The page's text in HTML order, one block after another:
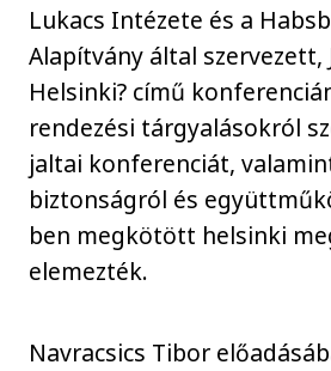
Lukacs Intézete és a
Alapítvány által szervezett,
Helsinki? című
rendezési tárgyalásokról
jaltai konferenciát,
biztonságról és
ben megkötött helsinki
elemezték.
Navracsics Tibor